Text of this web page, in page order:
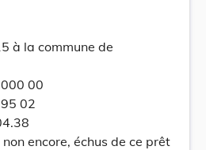
à la commune de
00
02
encore, échus de ce prêt